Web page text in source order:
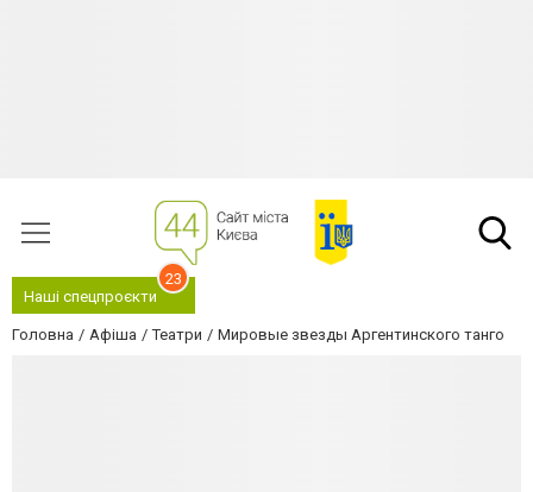
Наші спецпроєкти
23
Головна Афіша Театри Мировые звезды Аргентинского танго